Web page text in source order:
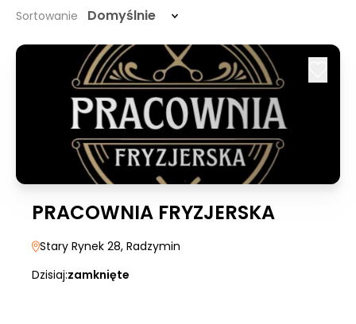
Sortowanie Domyślnie
PRACOWNIA FRYZJERSKA
Stary Rynek 28, Radzymin
Dzisiaj:zamknięte